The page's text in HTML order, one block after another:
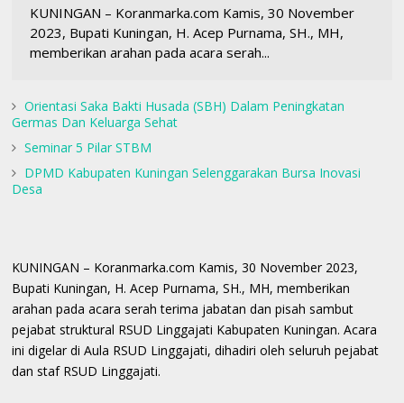
KUNINGAN – Koranmarka.com Kamis, 30 November
2023, Bupati Kuningan, H. Acep Purnama, SH., MH,
memberikan arahan pada acara serah...
Orientasi Saka Bakti Husada (SBH) Dalam Peningkatan
Germas Dan Keluarga Sehat
Seminar 5 Pilar STBM
DPMD Kabupaten Kuningan Selenggarakan Bursa Inovasi
Desa
KUNINGAN – Koranmarka.com Kamis, 30 November 2023,
Bupati Kuningan, H. Acep Purnama, SH., MH, memberikan
arahan pada acara serah terima jabatan dan pisah sambut
pejabat struktural RSUD Linggajati Kabupaten Kuningan. Acara
ini digelar di Aula RSUD Linggajati, dihadiri oleh seluruh pejabat
dan staf RSUD Linggajati.